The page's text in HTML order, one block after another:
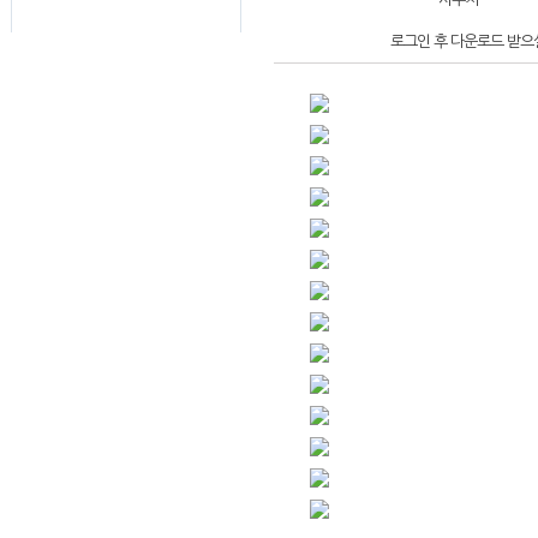
로그인 후 다운로드 받으